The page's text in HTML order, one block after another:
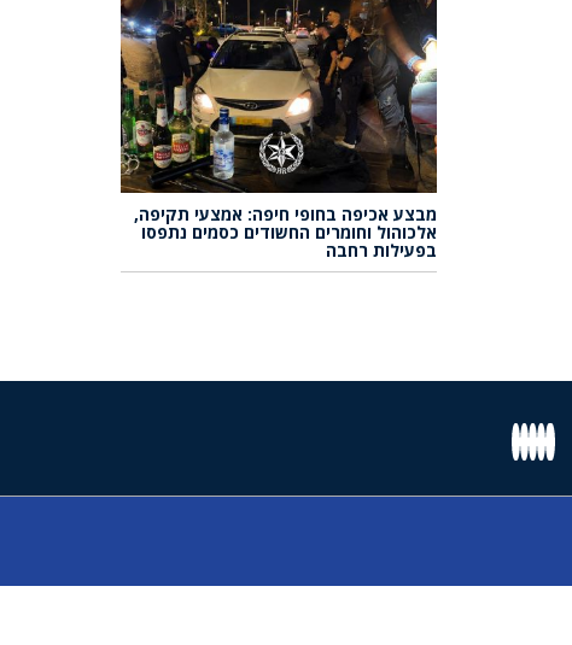
מבצע אכיפה בחופי חיפה: אמצעי תקיפה,
אלכוהול וחומרים החשודים כסמים נתפסו
בפעילות רחבה